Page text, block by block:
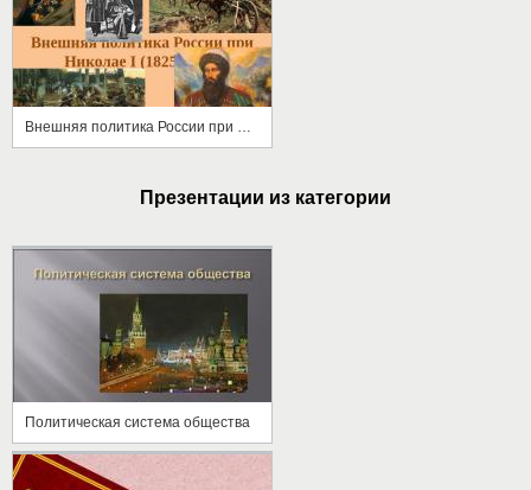
Презентации из категории
Политическая система общества